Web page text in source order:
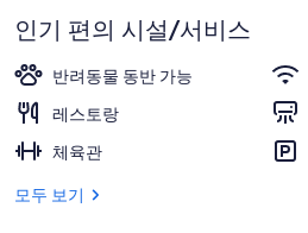
러
리
기
인기 편의 시설/서비스
반려동물 동반 가능
레스토랑
체육관
모두 보기